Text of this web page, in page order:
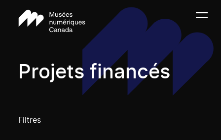
Projets financés
Filtres